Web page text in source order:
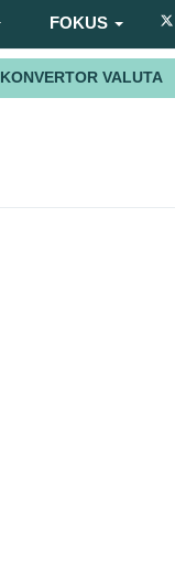
FOKUS
KONVERTOR VALUTA